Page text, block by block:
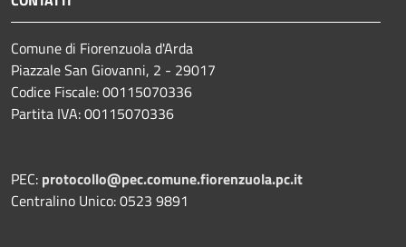
Comune di Fiorenzuola d'Arda
Piazzale San Giovanni, 2 - 29017
Codice Fiscale: 00115070336
Partita IVA: 00115070336
PEC: protocollo@pec.comune.fiorenzuola.pc.it
Centralino Unico: 0523 9891